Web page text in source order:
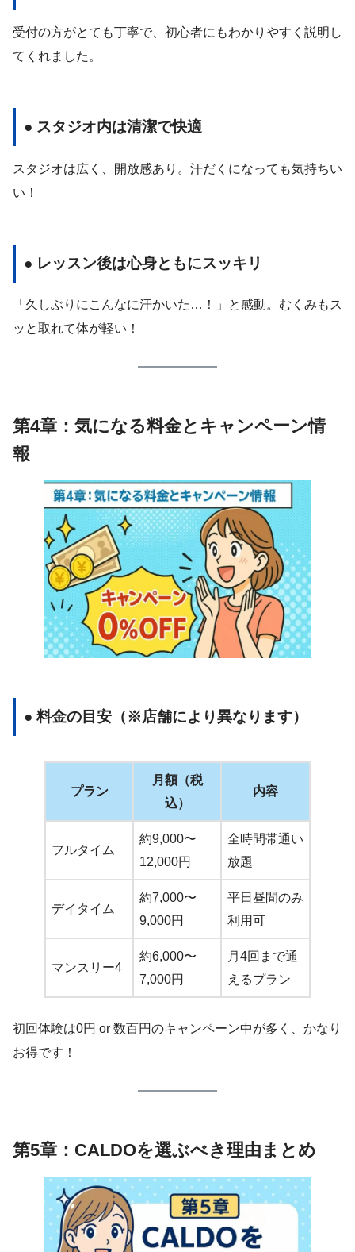
受付の方がとても丁寧で、初心者にもわかりやすく説明し
てくれました。
● スタジオ内は清潔で快適
スタジオは広く、開放感あり。汗だくになっても気持ちい
い！
● レッスン後は心身ともにスッキリ
「久しぶりにこんなに汗かいた…！」と感動。むくみもス
ッと取れて体が軽い！
第4章：気になる料金とキャンペーン情
報
● 料金の目安（※店舗により異なります）
プラン
月額（税
込）
内容
フルタイム
約9,000〜
12,000円
全時間帯通い
放題
デイタイム
約7,000〜
9,000円
平日昼間のみ
利用可
マンスリー4
約6,000〜
7,000円
月4回まで通
えるプラン
初回体験は0円 or 数百円のキャンペーン中が多く、かなり
お得です！
第5章：CALDOを選ぶべき理由まとめ